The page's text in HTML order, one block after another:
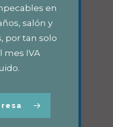
en
salón y
por tan solo
mes IVA